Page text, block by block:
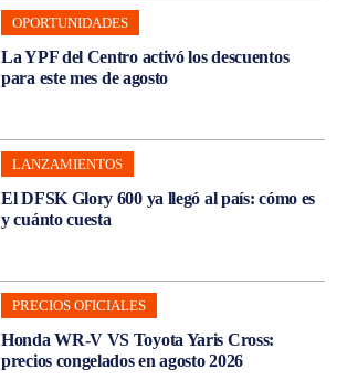
OPORTUNIDADES
La YPF del Centro activó los descuentos
para este mes de agosto
LANZAMIENTOS
El DFSK Glory 600 ya llegó al país: cómo es
y cuánto cuesta
PRECIOS OFICIALES
Honda WR-V VS Toyota Yaris Cross:
precios congelados en agosto 2026